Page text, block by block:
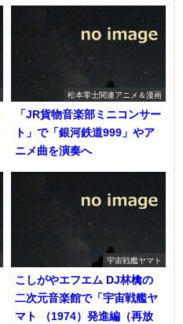
松本零士関連アニメ＆漫画
「JR貨物音楽部ミニコンサー
ト」で「銀河鉄道999」やア
ニメ曲を演奏へ
宇宙戦艦ヤマト
こしがやエフエム DJ林檎の
二次元音楽館で「宇宙戦艦ヤ
マト （1974）発進編（再放